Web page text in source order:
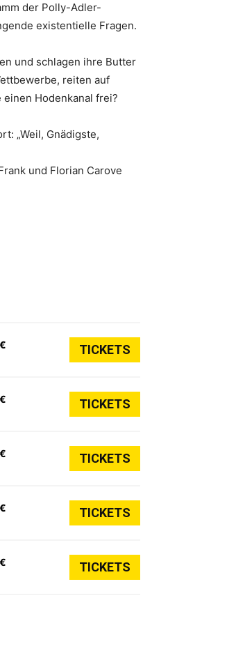
der Polly-Adler-
existentielle Fragen.
und schlagen ihre Butter
reiten auf
Hodenkanal frei?
„Weil, Gnädigste,
und Florian Carove
TICKETS
TICKETS
TICKETS
TICKETS
TICKETS